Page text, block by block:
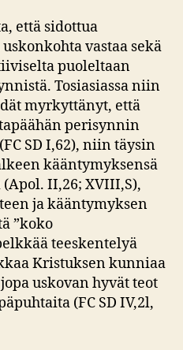
että sidottua
vastaa sekä
puoleltaan
Tosiasiassa niin
myrkyttänyt, että
perisynnin
SD I,62), niin täysin
kääntymyksensä
II,26; XVIII,S),
ja kääntymyksen
”koko
teeskentelyä
Kristuksen kunniaa
uskovan hyvät teot
(FC SD IV,2l,